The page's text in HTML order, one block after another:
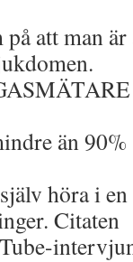
att man
än 90%
höra i en
Citaten